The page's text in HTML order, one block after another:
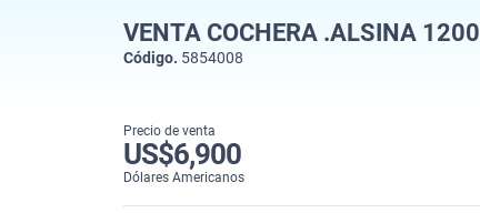
VENTA COCHERA .ALSINA 1200
Código. 5854008
Precio de venta
US$6,900
Dólares Americanos